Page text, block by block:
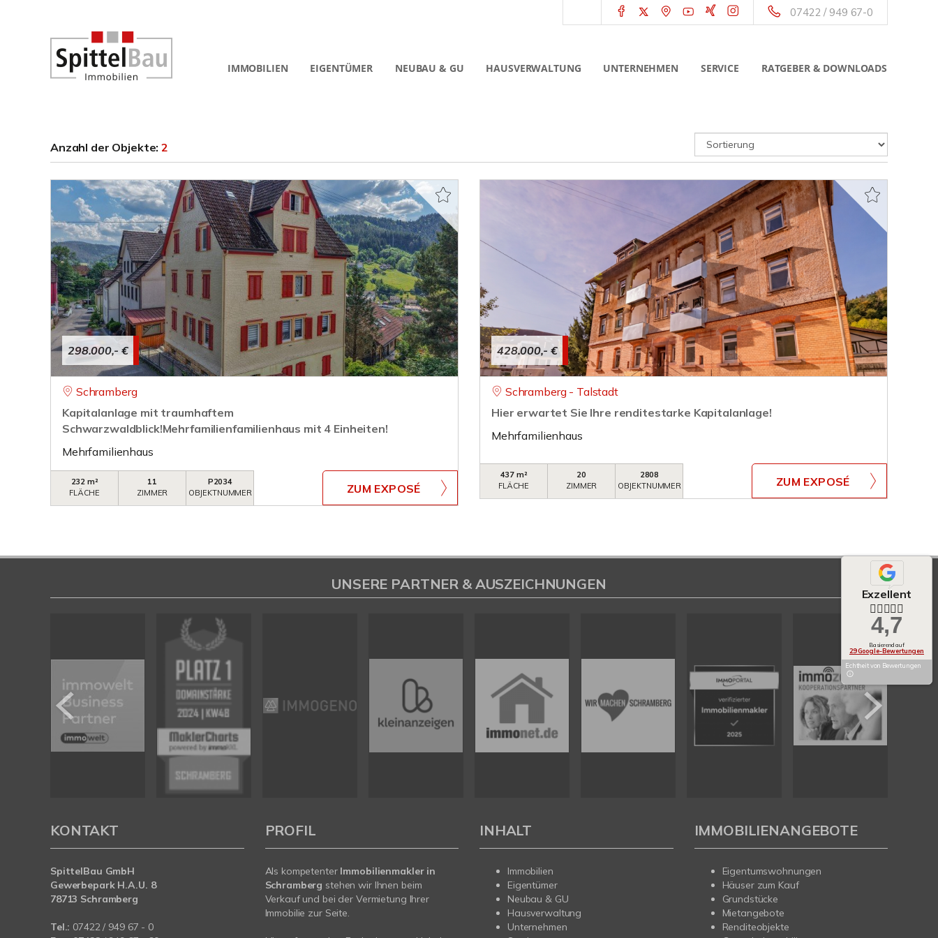
07422 / 949 67-0
IMMOBILIEN EIGENTÜMER NEUBAU & GU HAUSVERWALTUNG UNTERNEHMEN SERVICE RATGEBER & DOWNLOADS
Anzahl der Objekte:2
298.000,- €
Schramberg
Kapitalanlage mit traumhaftem
Schwarzwaldblick!Mehrfamilienfamilienhaus mit 4 Einheiten!
Mehrfamilienhaus
232 m²
FLÄCHE
11
ZIMMER
P2034
OBJEKTNUMMER
ZUM EXPOSÉ
428.000,- €
Schramberg - Talstadt
Hier erwartet Sie Ihre renditestarke Kapitalanlage!
Mehrfamilienhaus
437 m²
FLÄCHE
20
ZIMMER
2808
OBJEKTNUMMER
ZUM EXPOSÉ
Exzellent
4,7
Basierend auf
29 Google-Bewertungen
Echtheit von Bewertungen
UNSERE PARTNER & AUSZEICHNUNGEN
KONTAKT
SpittelBau GmbH
Gewerbepark H.A.U. 8
78713 Schramberg
Tel.: 07422 / 949 67 - 0
PROFIL
Als kompetenter Immobilienmakler in
Schramberg stehen wir Ihnen beim
Verkauf und bei der Vermietung Ihrer
Immobilie zur Seite.
INHALT
Immobilien
Eigentümer
Neubau & GU
Hausverwaltung
Unternehmen
IMMOBILIENANGEBOTE
Eigentumswohnungen
Häuser zum Kauf
Grundstücke
Mietangebote
Renditeobjekte